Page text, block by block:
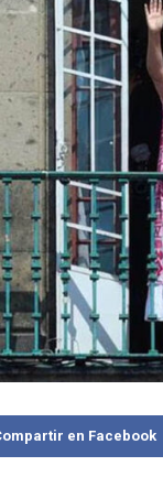
en Facebook